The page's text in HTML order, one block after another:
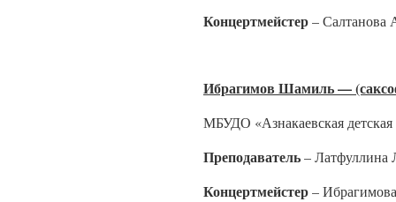
Концертмейстер– Салтанова
Ибрагимов Шамиль —
МБУДО «Азнакаевская
Преподаватель– Латфуллина
Концертмейстер–